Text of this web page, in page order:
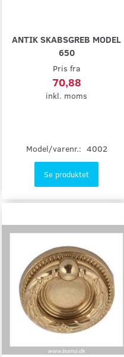
ANTIK SKABSGREB MODEL
650
Pris fra
70,88
inkl. moms
Model/varenr.: 4002
Se produktet